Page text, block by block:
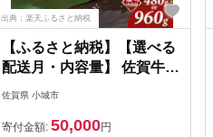
出典：楽天ふるさと納税
【ふるさと納税】【選べる
配送月・内容量】 佐賀牛
ヒレ ステーキ (480g・
肉 希少部位 極厚カット ヒ
佐賀県 小城市
寄付金額: 50,000円